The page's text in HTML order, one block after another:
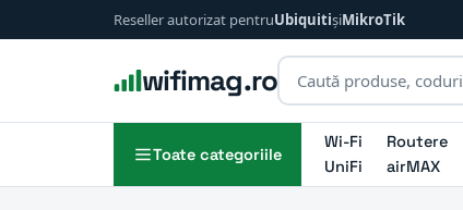
Reseller autorizat pentruUbiquitișiMikroTik
wifimag.ro
Toate categoriile
Wi-Fi Routere
UniFi
airMAX